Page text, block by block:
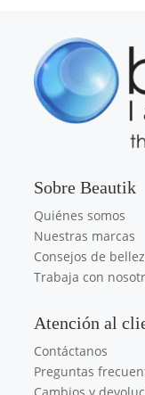
Sobre Beautik
Quiénes somos
Nuestras marcas
Consejos de
Trabaja con
Atención al
Contáctanos
Preguntas